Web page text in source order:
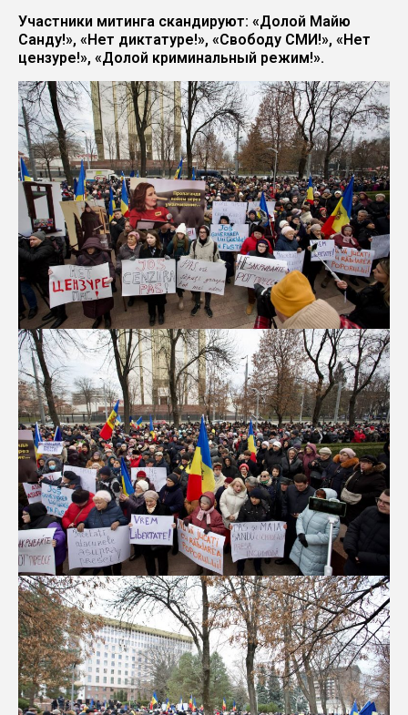
Участники митинга скандируют: «Долой Майю
Санду!», «Нет диктатуре!», «Свободу СМИ!», «Нет
цензуре!», «Долой криминальный режим!».